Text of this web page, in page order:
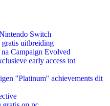
Switch
uitbreiding
Campaign Evolved
early access tot
"Platinum" achievements dit